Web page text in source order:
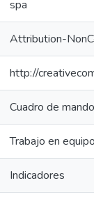
spa
Attribution-
http://
Cuadro de
Trabajo en equipo
Indicadores